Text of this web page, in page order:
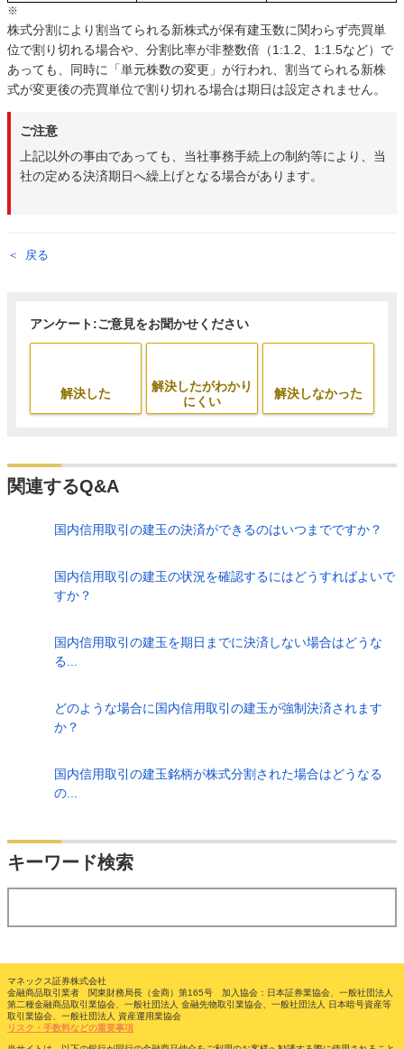
※
株式分割により割当てられる新株式が保有建玉数に関わらず売買単
位で割り切れる場合や、分割比率が非整数倍（1:1.2、1:1.5など）で
あっても、同時に「単元株数の変更」が行われ、割当てられる新株
式が変更後の売買単位で割り切れる場合は期日は設定されません。
ご注意
上記以外の事由であっても、当社事務手続上の制約等により、当
社の定める決済期日へ繰上げとなる場合があります。
戻る
アンケート:ご意見をお聞かせください
解決した
解決したがわかり
にくい
解決しなかった
関連するQ&A
国内信用取引の建玉の決済ができるのはいつまでですか？
国内信用取引の建玉の状況を確認するにはどうすればよいで
すか？
国内信用取引の建玉を期日までに決済しない場合はどうな
る...
どのような場合に国内信用取引の建玉が強制決済されます
か？
国内信用取引の建玉銘柄が株式分割された場合はどうなる
の...
キーワード検索
マネックス証券株式会社
金融商品取引業者 関東財務局長（金商）第165号 加入協会：日本証券業協会、一般社団法人
第二種金融商品取引業協会、一般社団法人 金融先物取引業協会、一般社団法人 日本暗号資産等
取引業協会、一般社団法人 資産運用業協会
リスク・手数料などの重要事項